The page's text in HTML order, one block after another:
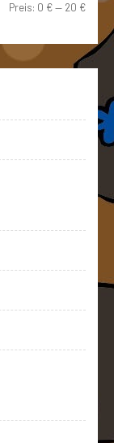
Preis: 0 €— 20 €